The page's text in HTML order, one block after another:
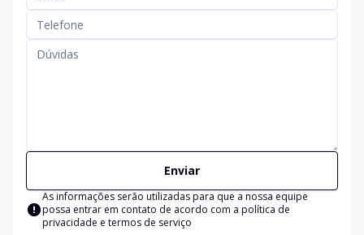
Enviar
As informações serão utilizadas para que a nossa equipe
possa entrar em contato de acordo com a política de
privacidade e termos de serviço